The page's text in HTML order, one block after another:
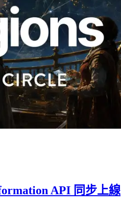
API 同步上線